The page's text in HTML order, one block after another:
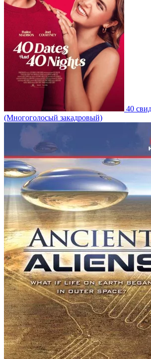
40
(Многоголосый закадровый)